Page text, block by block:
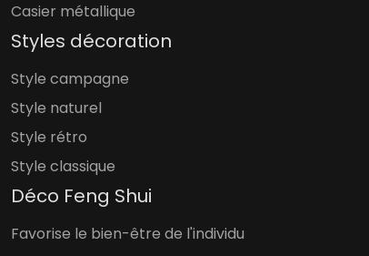
Casier métallique
Styles décoration
Style campagne
Style naturel
Style rétro
Style classique
Déco Feng Shui
Favorise le bien-être de l'individu